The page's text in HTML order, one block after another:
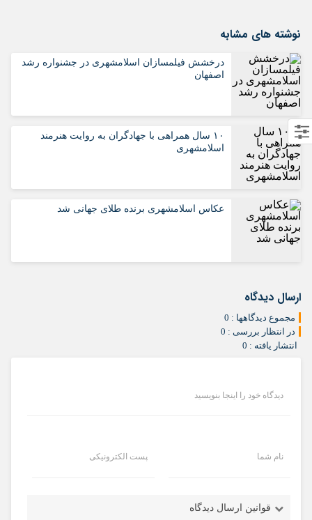
نوشته های مشابه
درخشش فیلمسازان اسلامشهری در جشنواره رشد
اصفهان
۱۰ سال همراهی با جهادگران به روایت هنرمند
اسلامشهری
عکاس اسلامشهری برنده طلای جهانی شد
ارسال دیدگاه
مجموع دیدگاهها : 0
در انتظار بررسی : 0
انتشار یافته : 0
دیدگاه خود را اینجا بنویسید
نام شما پست الکترونیکی
قوانین ارسال دیدگاه